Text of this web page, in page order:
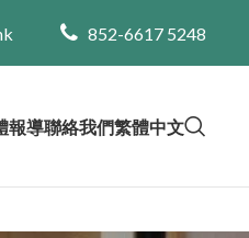
852-6617 5248
報導聯絡我們繁體中文